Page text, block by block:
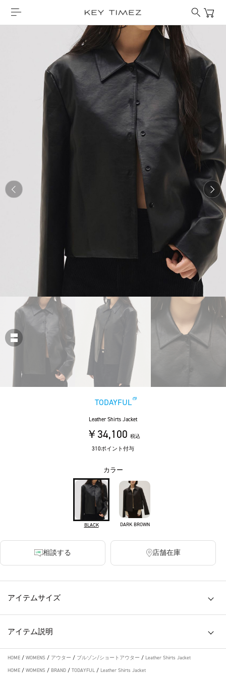
TODAYFUL
Leather Shirts Jacket
￥34,100 税込
310ポイント付与
カラー
BLACK DARK BROWN
相談する 店舗在庫
アイテムサイズ
アイテム説明
HOME / WOMENS / アウター / ブルゾン/ショートアウター / Leather Shirts Jacket
HOME / WOMENS / BRAND / TODAYFUL / Leather Shirts Jacket